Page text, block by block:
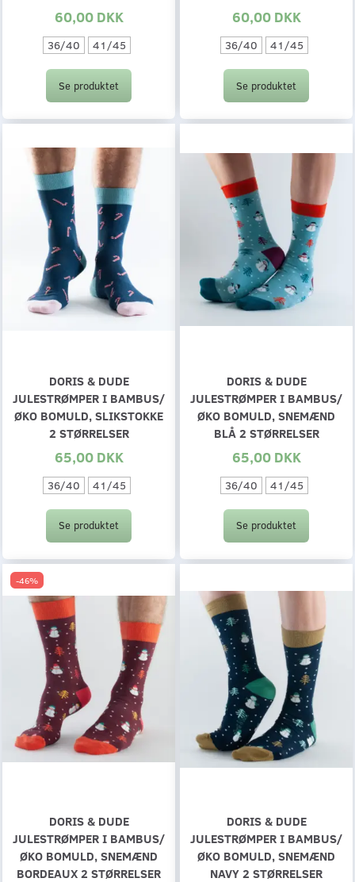
60,00 DKK
36/40 41/45
Se produktet
60,00 DKK
36/40 41/45
Se produktet
DORIS & DUDE
JULESTRØMPER I BAMBUS/
ØKO BOMULD, SLIKSTOKKE
2 STØRRELSER
65,00 DKK
36/40 41/45
Se produktet
DORIS & DUDE
JULESTRØMPER I BAMBUS/
ØKO BOMULD, SNEMÆND
BLÅ 2 STØRRELSER
65,00 DKK
36/40 41/45
Se produktet
-46%
DORIS & DUDE
JULESTRØMPER I BAMBUS/
ØKO BOMULD, SNEMÆND
BORDEAUX 2 STØRRELSER
DORIS & DUDE
JULESTRØMPER I BAMBUS/
ØKO BOMULD, SNEMÆND
NAVY 2 STØRRELSER